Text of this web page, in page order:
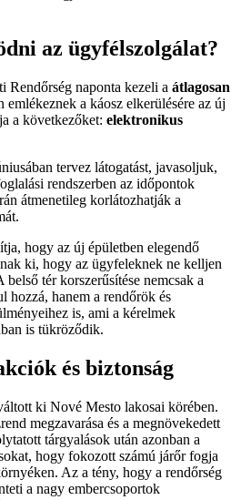
az ügyfélszolgálat?
Rendőrség naponta kezeli a átlagosan
emlékeznek a káosz elkerülésére az új
a következőket: elektronikus
tervez látogatást, javasoljuk,
rendszerben az időpontok
átmenetileg korlátozhatják a
hogy az új épületben elegendő
ki, hogy az ügyfeleknek ne kelljen
tér korszerűsítése nemcsak a
hozzá, hanem a rendőrök és
is, ami a kérelmek
is tükröződik.
és biztonság
ki Nové Mesto lakosai körében.
megzavarása és a megnövekedett
tárgyalások után azonban a
hogy fokozott számú járőr fogja
Az a tény, hogy a rendőrség
a nagy embercsoportok